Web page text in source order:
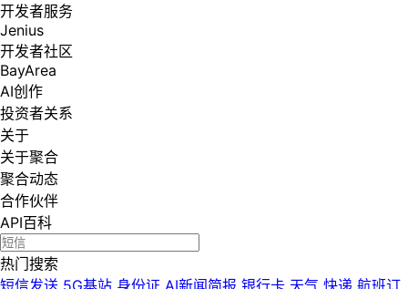
开发者服务
Jenius
开发者社区
BayArea
AI创作
投资者关系
关于
关于聚合
聚合动态
合作伙伴
API百科
热门搜索
短信发送 5G基站 身份证 AI新闻简报 银行卡 天气 快递 航班订